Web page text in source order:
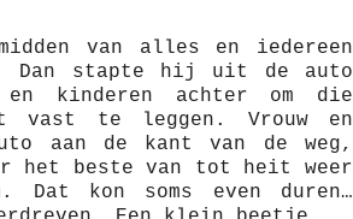
van alles en iedereen
Dan stapte hij uit de auto
kinderen achter om die
vast te leggen. Vrouw en
aan de kant van de weg,
het beste van tot heit weer
Dat kon soms even duren…